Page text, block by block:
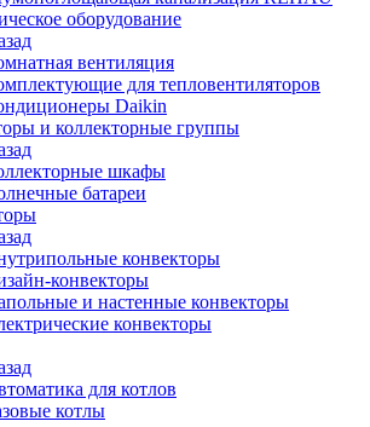
оборудование
вентиляция
для тепловентиляторов
Daikin
и коллекторные группы
шкафы
батареи
конвекторы
конвекторы
и настенные конвекторы
конвекторы
для котлов
котлы